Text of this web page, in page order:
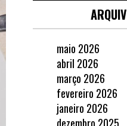
maio 2026
abril 2026
março 2026
fevereiro 2026
janeiro 2026